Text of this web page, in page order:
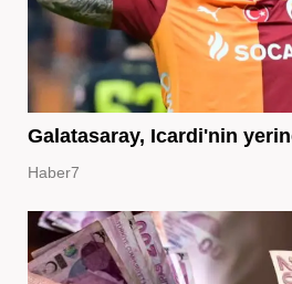
Galatasaray, Icardi'nin
Haber7